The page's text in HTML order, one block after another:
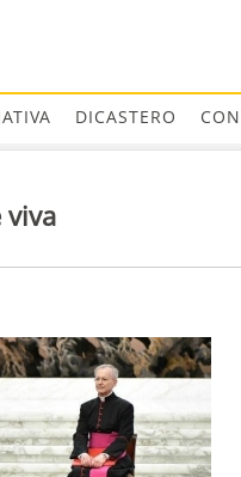
DICASTERO